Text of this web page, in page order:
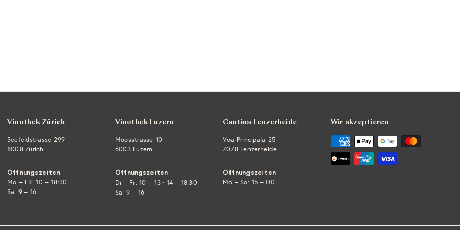
Vinothek Zürich
Seefeldstrasse 299
8008 Zürich
Öffnungszeiten
Mo – FR: 10 – 18:30
Sa: 9 – 16
Vinothek Luzern
Moosstrasse 10
6003 Luzern
Öffnungszeiten
Di – Fr: 10 – 13 · 14 – 18:30
Sa: 9 – 16
Cantina Lenzerheide
Voa Principala 25
7078 Lenzerheide
Öffnungszeiten
Mo – So: 15 – 00
Wir akzeptieren